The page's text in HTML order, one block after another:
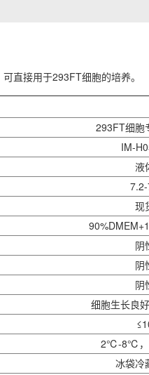
可直接用于293FT细胞的培养。
293FT细胞
IM-
液
现
阴
阴
阴
细胞生长良
2℃-8℃，
冰袋冷